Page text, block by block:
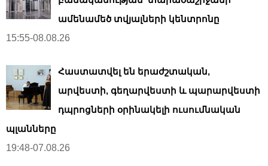
ամենամեծ տվյալների կենտրոնը
15:55-08.08.26
Հաստատվել են երաժշտական,
արվեստի, գեղարվեստի և պարարվեստի
դպրոցների օրինակելի ուսումնական
պլանները
19:48-07.08.26